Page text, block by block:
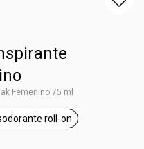
Femenino 75 ml
etiqueta desodorante roll-
roll-on